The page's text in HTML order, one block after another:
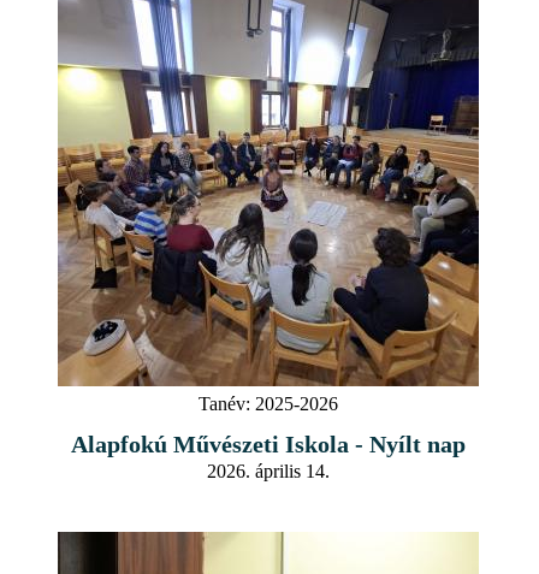
Tanév: 2025-2026
Alapfokú Művészeti Iskola - Nyílt nap
2026. április 14.